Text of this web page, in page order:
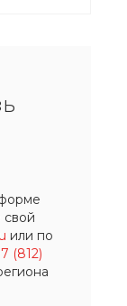
свой
или по
(812)